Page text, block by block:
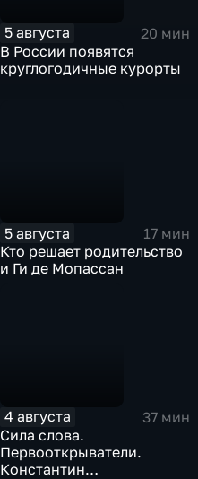
5 августа
20 мин
В России появятся
круглогодичные курорты
5 августа
17 мин
Кто решает родительство
и Ги де Мопассан
4 августа
37 мин
Сила слова.
Первооткрыватели.
Константин